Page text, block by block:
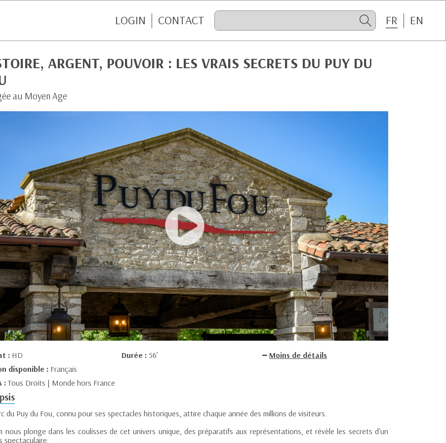
LOGIN CONTACT FR EN
ARGENT, POUVOIR : LES VRAIS SECRETS DU PUY DU
au Moyen Age
: HD Durée : 56’
Moins de détails
disponible : Français
:Tous Droits | Monde hors France
du Puy du Fou, connu pour ses spectacles historiques, attire chaque année des millions de visiteurs.
nous plonge dans les coulisses de cet univers unique, des préparatifs aux représentations, et révèle les secrets d'un
spectaculaire.